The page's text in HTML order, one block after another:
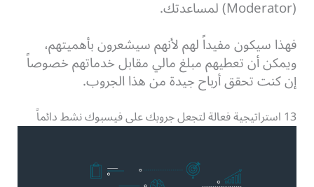
(Moderator) لمساعدتك.
فهذا سيكون مفيداً لهم لأنهم سيشعرون بأهميتهم،
ويمكن أن تعطيهم مبلغ مالي مقابل خدماتهم خصوصاً
إن كنت تحقق أرباح جيدة من هذا الجروب.
13 استراتيجية فعالة لتجعل جروبك على فيسبوك نشط دائماً